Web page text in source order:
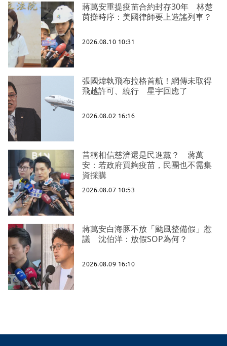
蔣萬安重提疫苗合約封存30年 林楚
茵攤時序：美國律師要上造謠列車？
2026.08.10 10:31
張國煒執飛布拉格首航！網傳未取得
飛越許可、繞行 星宇回應了
2026.08.02 16:16
昔稱相信慈濟還是民進黨？ 蔣萬
安：若政府買夠疫苗，民團也不需集
資採購
2026.08.07 10:53
蔣萬安白海豚不放「颱風整備假」惹
議 沈伯洋：放假SOP為何？
2026.08.09 16:10